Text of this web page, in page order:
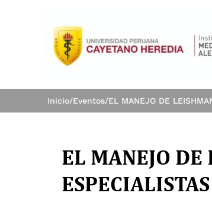
Inicio/Eventos/
EL MANEJO
ESPECIALISTAS